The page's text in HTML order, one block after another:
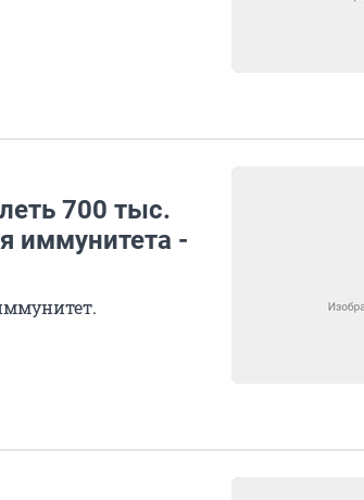
700 тыс.
иммунитета -